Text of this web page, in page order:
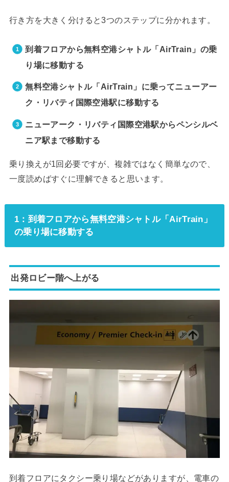
行き方を大きく分けると3つのステップに分かれます。
到着フロアから無料空港シャトル「AirTrain」の乗
り場に移動する
無料空港シャトル「AirTrain」に乗ってニューアー
ク・リバティ国際空港駅に移動する
ニューアーク・リバティ国際空港駅からペンシルベ
ニア駅まで移動する
乗り換えが1回必要ですが、複雑ではなく簡単なので、
一度読めばすぐに理解できると思います。
1：到着フロアから無料空港シャトル「AirTrain」
の乗り場に移動する
出発ロビー階へ上がる
到着フロアにタクシー乗り場などがありますが、電車の